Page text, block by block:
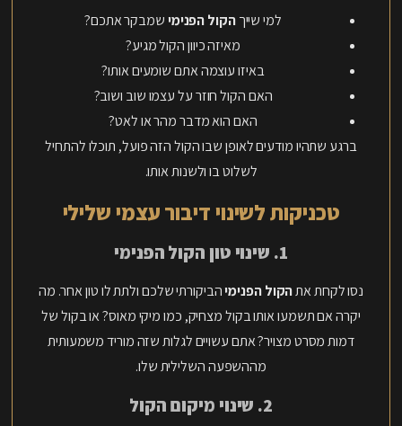
למי שייךהקול הפנימישמבקר אתכם?
מאיזה כיוון הקול מגיע?
באיזו עוצמה אתם שומעים אותו?
האם הקול חוזר על עצמו שוב ושוב?
האם הוא מדבר מהר או לאט?
ברגע שתהיו מודעים לאופן שבו הקול הזה פועל, תוכלו להתחיל
לשלוט בו ולשנות אותו.
טכניקות לשינוי דיבור עצמי שלילי
1. שינוי טון הקול הפנימי
נסו לקחת אתהקול הפנימיהביקורתי שלכם ולתת לו טון אחר. מה
יקרה אם תשמעו אותו בקול מצחיק, כמו מיקי מאוס? או בקול של
דמות מסרט מצויר? אתם עשויים לגלות שזה מוריד משמעותית
מההשפעה השלילית שלו.
2. שינוי מיקום הקול